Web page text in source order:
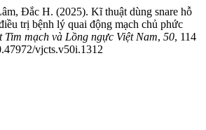
Đắc H. (2025). Kĩ thuật dùng snare hỗ
trị bệnh lý quai động mạch chủ phức
Tim mạch và Lồng ngực Việt Nam, 50, 114
vjcts.v50i.1312